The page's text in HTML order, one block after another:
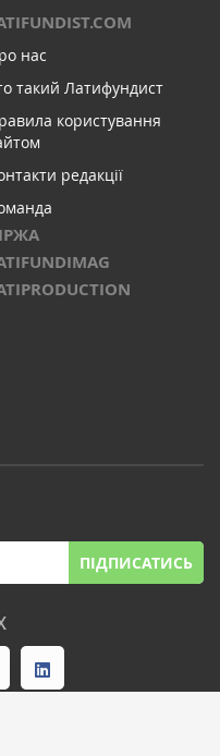
нас
такий Латифундист
користування
редакції
ПІДПИСАТИСЬ